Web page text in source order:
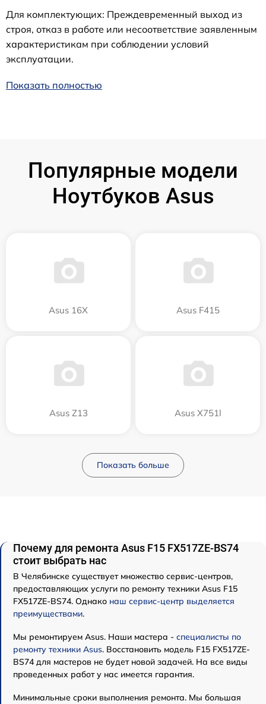
Для комплектующих: Преждевременный выход из
строя, отказ в работе или несоответствие заявленным
характеристикам при соблюдении условий
эксплуатации.
Показать полностью
Популярные модели
Ноутбуков Asus
Asus 16X Asus F415
Asus Z13 Asus X751l
Показать больше
Почему для ремонта Asus F15 FX517ZE-BS74
стоит выбрать нас
В Челябинске существует множество сервис-центров,
предоставляющих услуги по ремонту техники Asus F15
FX517ZE-BS74. Однако наш сервис-центр выделяется
преимуществами.
Мы ремонтируем Asus. Наши мастера - специалисты по
ремонту техники Asus. Восстановить модель F15 FX517ZE-
BS74 для мастеров не будет новой задачей. На все виды
проведенных работ у нас имеется гарантия.
Минимальные сроки выполнения ремонта. Мы большая